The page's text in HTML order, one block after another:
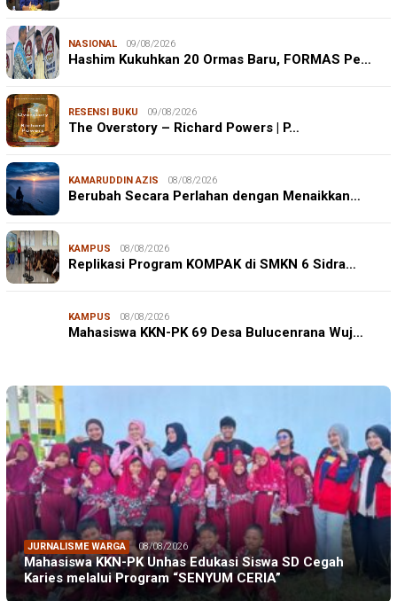
NASIONAL 09/08/2026
Hashim Kukuhkan 20 Ormas Baru, FORMAS Pe…
RESENSI BUKU 09/08/2026
The Overstory – Richard Powers | P…
KAMARUDDIN AZIS 08/08/2026
Berubah Secara Perlahan dengan Menaikkan…
KAMPUS 08/08/2026
Replikasi Program KOMPAK di SMKN 6 Sidra…
KAMPUS 08/08/2026
Mahasiswa KKN-PK 69 Desa Bulucenrana Wuj…
JURNALISME WARGA 08/08/2026
Mahasiswa KKN-PK Unhas Edukasi Siswa SD Cegah
Karies melalui Program “SENYUM CERIA”